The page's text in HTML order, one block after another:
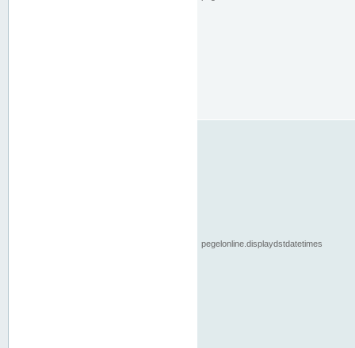
pegelonline.displaydstdatetimes